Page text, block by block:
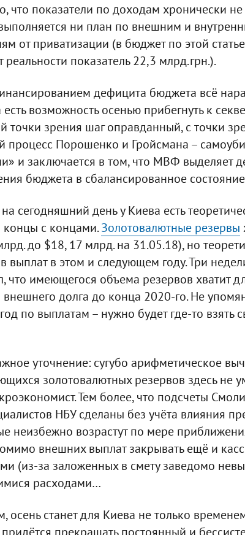
что показатели по доходам хронически
ни план по внешним и
от приватизации (в бюджет по этой
реальности показатель 22,3 млрд.грн.).
дефицита бюджета всё
есть возможность осенью прибегнуть к
точки зрения шаг оправданный, с точки
Порошенко и Гройсмана –
и заключается в том, что МВФ выделяет
бюджета в сбалансированное
сегодняшний день у Киева есть
концы с концами.Золотовалютные резервы
до $18, 17 млрд. на 31.05.18), но
выплат в этом и следующем году. Три
что имеющегося объема резервов хватит
долга до конца 2020-го. Не
по выплатам – нужно будет где-то взять
уточнение: сугубо арифметическое
золотовалютных резервов здесь не
Тем более, что подсчеты
НБУ сделаны без учёта влияния
неизбежно возрастут по мере
внешних выплат закрывать ещё и
(из-за заложенных в смету заведомо
расходами…
осень станет для Киева не только
прекращать постоянный и